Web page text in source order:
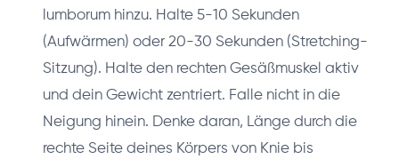
lumborum hinzu. Halte 5-10 Sekunden
(Aufwärmen) oder 20-30 Sekunden (Stretching-
Sitzung). Halte den rechten Gesäßmuskel aktiv
und dein Gewicht zentriert. Falle nicht in die
Neigung hinein. Denke daran, Länge durch die
rechte Seite deines Körpers von Knie bis